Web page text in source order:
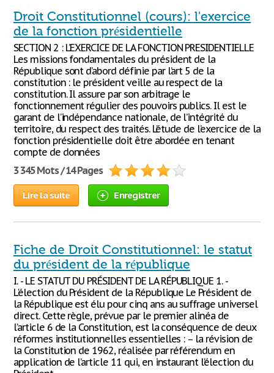
Droit Constitutionnel (cours): l'exercice
de la fonction présidentielle
SECTION 2 : L’EXERCICE DE LA FONCTION PRESIDENTIELLE
Les missions fondamentales du président de la
République sont d’abord définie par l’art 5 de la
constitution : le président veille au respect de la
constitution. Il assure par son arbitrage le
fonctionnement régulier des pouvoirs publics. Il est le
garant de l’indépendance nationale, de l’intégrité du
territoire, du respect des traités. L’étude de l’exercice de la
fonction présidentielle doit être abordée en tenant
compte de données
3 345 Mots / 14 Pages
Lire la suite Enregistrer
Fiche de Droit Constitutionnel: le statut
du président de la république
I. - LE STATUT DU PRÉSIDENT DE LA RÉPUBLIQUE 1. -
L'élection du Président de la République Le Président de
la République est élu pour cinq ans au suffrage universel
direct. Cette règle, prévue par le premier alinéa de
l’article 6 de la Constitution, est la conséquence de deux
réformes institutionnelles essentielles : – la révision de
la Constitution de 1962, réalisée par référendum en
application de l’article 11 qui, en instaurant l’élection du